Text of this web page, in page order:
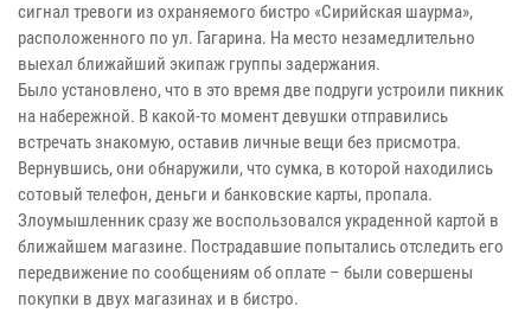
сигнал тревоги из охраняемого бистро «Сирийская шаурма»,
расположенного по ул. Гагарина. На место незамедлительно
выехал ближайший экипаж группы задержания.
Было установлено, что в это время две подруги устроили пикник
на набережной. В какой-то момент девушки отправились
встречать знакомую, оставив личные вещи без присмотра.
Вернувшись, они обнаружили, что сумка, в которой находились
сотовый телефон, деньги и банковские карты, пропала.
Злоумышленник сразу же воспользовался украденной картой в
ближайшем магазине. Пострадавшие попытались отследить его
передвижение по сообщениям об оплате – были совершены
покупки в двух магазинах и в бистро.